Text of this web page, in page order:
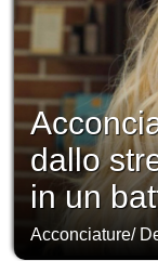
dallo
in un
Acconciature/